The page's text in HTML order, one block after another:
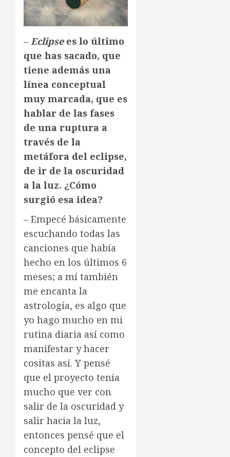
– Eclipsees lo último
que has sacado, que
tiene además una
línea conceptual
muy marcada, que es
hablar de las fases
de una ruptura a
través de la
metáfora del eclipse,
de ir de la oscuridad
a la luz. ¿Cómo
surgió esa idea?
– Empecé básicamente
escuchando todas las
canciones que había
hecho en los últimos 6
meses; a mí también
me encanta la
astrología, es algo que
yo hago mucho en mi
rutina diaria así como
manifestar y hacer
cositas así. Y pensé
que el proyecto tenía
mucho que ver con
salir de la oscuridad y
salir hacia la luz,
entonces pensé que el
concepto del eclipse